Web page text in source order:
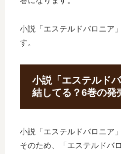
小説「エステルドバロニア
す。
小説「エステルド
結してる？6巻の発
小説「エステルドバロニア
そのため、「エステルドバ